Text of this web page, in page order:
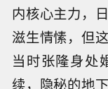
内核心主力，
滋生情愫，但
当时张隆身处
续，隐秘的地